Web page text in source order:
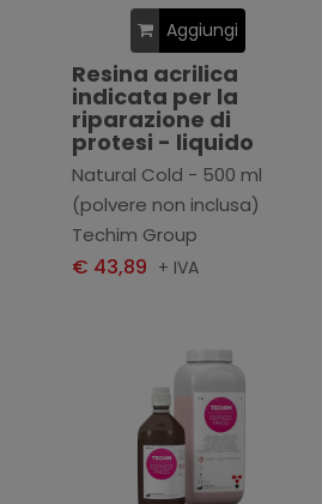
Aggiungi
Resina acrilica
indicata per la
riparazione di
protesi - liquido
Natural Cold - 500 ml
(polvere non inclusa)
Techim Group
€ 43,89 + IVA